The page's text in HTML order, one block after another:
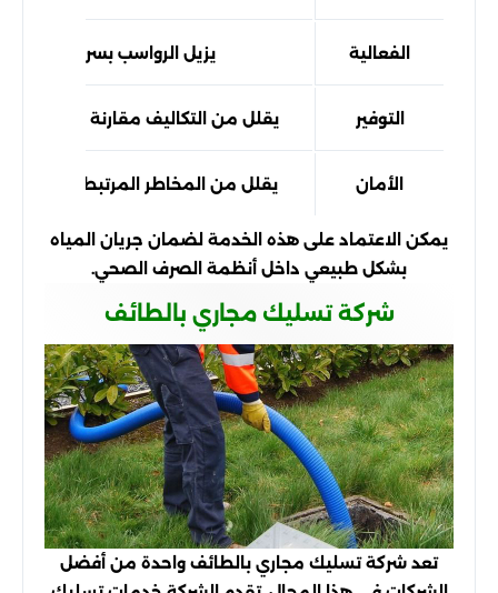
الفعالية يزيل الرواسب بسرعة وكفاءة
التوفير يقلل من التكاليف مقارنة بالأساليب
الأمان يقلل من المخاطر المرتبطة
يمكن الاعتماد على هذه الخدمة لضمان جريان المياه
بشكل طبيعي داخل أنظمة الصرف الصحي.
شركة تسليك مجاري بالطائف
تعد شركة تسليك مجاري بالطائف واحدة من أفضل